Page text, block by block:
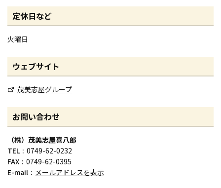
定休日など
火曜日
ウェブサイト
茂美志屋グループ
お問い合わせ
（株）茂美志屋喜八郎
TEL
0749-62-0232
FAX
0749-62-0395
E-mail
メールアドレスを表示